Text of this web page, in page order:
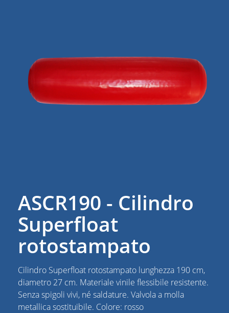
ASCR190 - Cilindro
Superfloat
rotostampato
Cilindro Superfloat rotostampato lunghezza 190 cm,
diametro 27 cm. Materiale vinile flessibile resistente.
Senza spigoli vivi, né saldature. Valvola a molla
metallica sostituibile. Colore: rosso